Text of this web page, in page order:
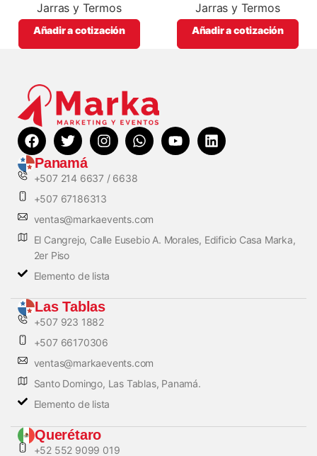
Jarras y Termos
Añadir a cotización
Jarras y Termos
Añadir a cotización
Panamá
+507 214 6637 / 6638
+507 67186313
ventas@markaevents.com
El Cangrejo, Calle Eusebio A. Morales, Edificio Casa Marka,
2er Piso
Elemento de lista
Las Tablas
+507 923 1882
+507 66170306
ventas@markaevents.com
Santo Domingo, Las Tablas, Panamá.
Elemento de lista
Querétaro
+52 552 9099 019